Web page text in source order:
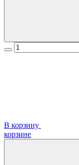
В корзину
корзинe